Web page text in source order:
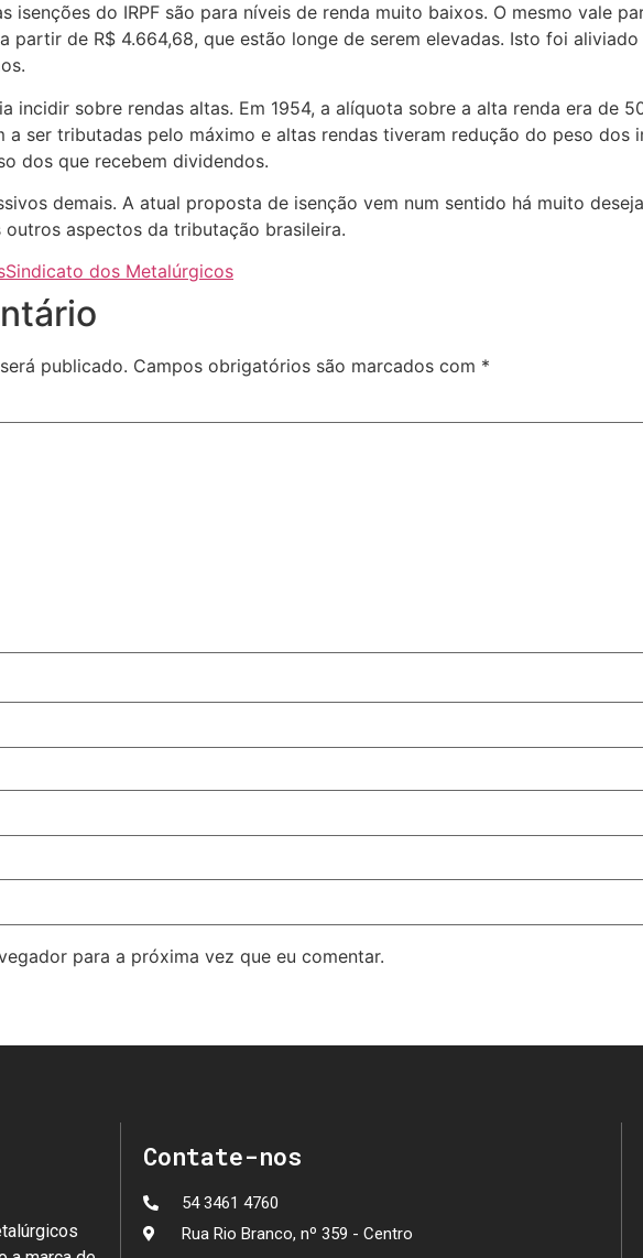
isenções do IRPF são para níveis de renda muito baixos. O mesmo vale
partir de R$ 4.664,68, que estão longe de serem elevadas. Isto foi
incidir sobre rendas altas. Em 1954, a alíquota sobre a alta renda era de
a ser tributadas pelo máximo e altas rendas tiveram redução do peso dos
dos que recebem dividendos.
demais. A atual proposta de isenção vem num sentido há muito
aspectos da tributação brasileira.
Sindicato dos Metalúrgicos
publicado. Campos obrigatórios são marcados com *
para a próxima vez que eu comentar.
Contate-nos
54 3461 4760
Rua Rio Branco, nº 359 - Centro